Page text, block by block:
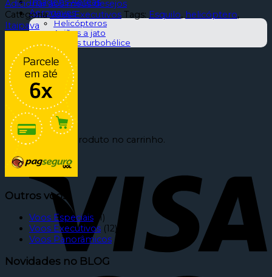
Aeronaves
Helicópteros
Aviões a jato
Aviões turbohélice
Contato
0
Carrinho
Nenhum produto no carrinho.
Adicionar aos meus desejos
CategoriaVoos Executivos Tags: Esquilo, helicóptero,
Itaipava
Outros voos
Voos Especiais (1)
Voos Executivos (12)
Voos Panorâmicos (6)
Novidades no BLOG